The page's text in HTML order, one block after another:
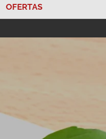
OFERTAS